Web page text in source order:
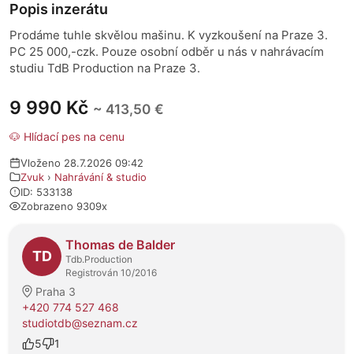
9 990 Kč ~ 413,50 €
🐶 Hlídací pes na cenu
Vloženo 28.7.2026 09:42
Zvuk › Nahrávání & studio
ID: 533138
Zobrazeno 9309x
O prodejci
TD
Thomas de Balder
Tdb.Production
Registrován 10/2016
Praha 3
+420 774 527 468
studiotdb@seznam.cz
5
1
Popis inzerátu
Prodáme tuhle skvělou mašinu. K vyzkoušení na Praze 3.
PC 25 000,-czk. Pouze osobní odběr u nás v nahrávacím
studiu TdB Production na Praze 3.